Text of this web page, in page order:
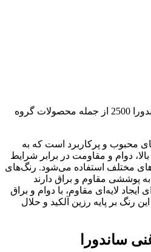
رنگ روغنی سفید نیم براق ساندورا 2500 از جمله محصولات گروه
محبوب و پرکاربرد است که به
دوام و مقاومت در برابر شرایط
مختلف استفاده می‌شود. رنگ‌های
پوششی مقاوم و براق دارند
لایه‌ای مقاوم، با دوام و براق
رنگ بر پایه رزین آلکید و حلال
ساندورا